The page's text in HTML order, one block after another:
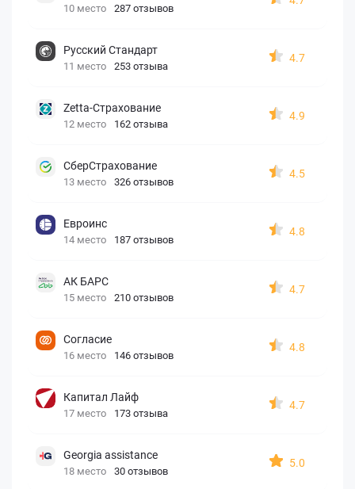
10 место 287 отзывов
Русский Стандарт
11 место 253 отзыва
4.7
Zetta-Страхование
12 место 162 отзыва
4.9
СберСтрахование
13 место 326 отзывов
4.5
Евроинс
14 место 187 отзывов
4.8
АК БАРС
15 место 210 отзывов
4.7
Согласие
16 место 146 отзывов
4.8
Капитал Лайф
17 место 173 отзыва
4.7
Georgia assistance
18 место 30 отзывов
5.0